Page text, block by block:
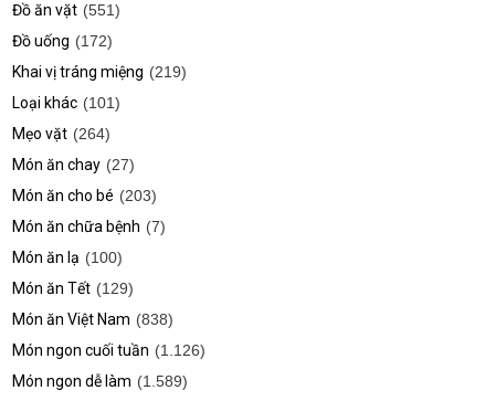
Đồ ăn vặt (551)
Đồ uống (172)
Khai vị tráng miệng (219)
Loại khác (101)
Mẹo vặt (264)
Món ăn chay (27)
Món ăn cho bé (203)
Món ăn chữa bệnh (7)
Món ăn lạ (100)
Món ăn Tết (129)
Món ăn Việt Nam (838)
Món ngon cuối tuần (1.126)
Món ngon dễ làm (1.589)